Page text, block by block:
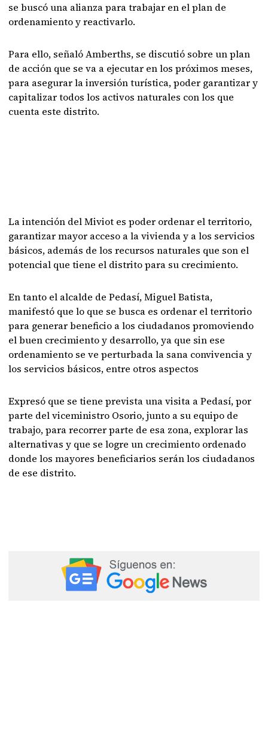
se buscó una alianza para trabajar en el plan de
ordenamiento y reactivarlo.
Para ello, señaló Amberths, se discutió sobre un plan
de acción que se va a ejecutar en los próximos meses,
para asegurar la inversión turística, poder garantizar y
capitalizar todos los activos naturales con los que
cuenta este distrito.
La intención del Miviot es poder ordenar el territorio,
garantizar mayor acceso a la vivienda y a los servicios
básicos, además de los recursos naturales que son el
potencial que tiene el distrito para su crecimiento.
En tanto el alcalde de Pedasí, Miguel Batista,
manifestó que lo que se busca es ordenar el territorio
para generar beneficio a los ciudadanos promoviendo
el buen crecimiento y desarrollo, ya que sin ese
ordenamiento se ve perturbada la sana convivencia y
los servicios básicos, entre otros aspectos
Expresó que se tiene prevista una visita a Pedasí, por
parte del viceministro Osorio, junto a su equipo de
trabajo, para recorrer parte de esa zona, explorar las
alternativas y que se logre un crecimiento ordenado
donde los mayores beneficiarios serán los ciudadanos
de ese distrito.